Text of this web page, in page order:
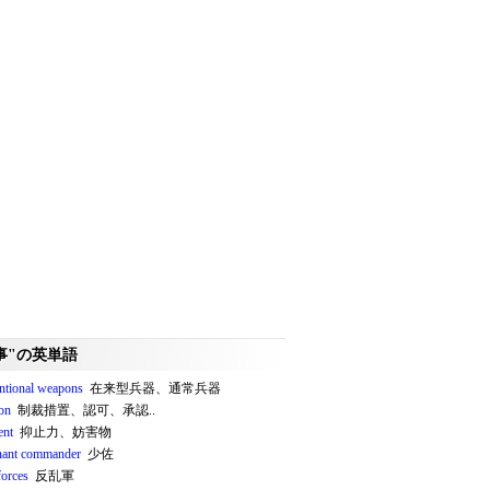
"の英単語
weapons 在来型兵器、通常兵器
制裁措置、認可、承認..
抑止力、妨害物
commander 少佐
反乱軍